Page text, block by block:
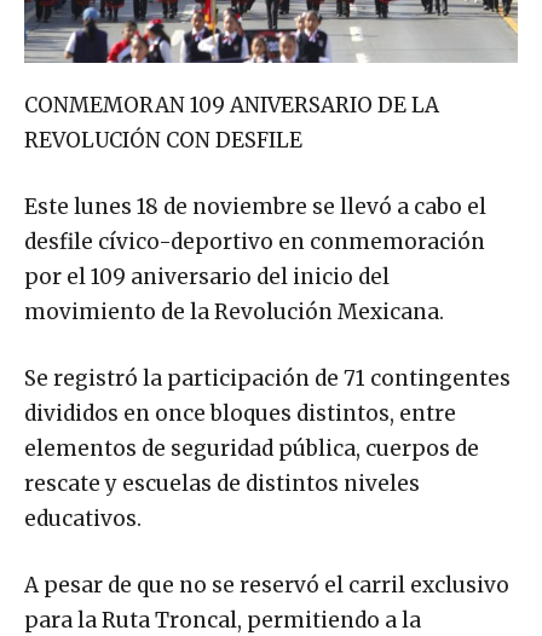
CONMEMORAN 109 ANIVERSARIO DE LA
REVOLUCIÓN CON DESFILE
Este lunes 18 de noviembre se llevó a cabo el
desfile cívico-deportivo en conmemoración
por el 109 aniversario del inicio del
movimiento de la Revolución Mexicana.
Se registró la participación de 71 contingentes
divididos en once bloques distintos, entre
elementos de seguridad pública, cuerpos de
rescate y escuelas de distintos niveles
educativos.
A pesar de que no se reservó el carril exclusivo
para la Ruta Troncal, permitiendo a la